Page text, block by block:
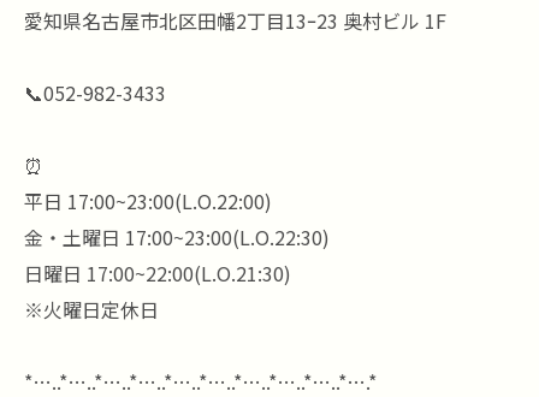
愛知県名古屋市北区田幡2丁目13ｰ23 奥村ビル 1F
📞052-982-3433
⏰
平日 17:00~23:00(L.O.22:00)
金・土曜日 17:00~23:00(L.O.22:30)
日曜日 17:00~22:00(L.O.21:30)
※火曜日定休日
*…..*…..*…..*…..*…..*…..*…..*…..*…..*….*